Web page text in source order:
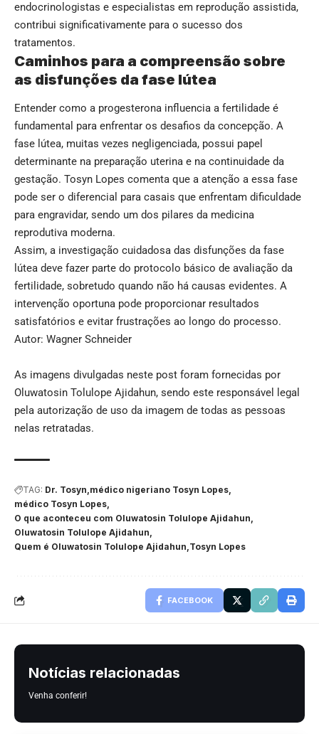
endocrinologistas e especialistas em reprodução assistida,
contribui significativamente para o sucesso dos
tratamentos.
Caminhos para a compreensão sobre
as disfunções da fase lútea
Entender como a progesterona influencia a fertilidade é
fundamental para enfrentar os desafios da concepção. A
fase lútea, muitas vezes negligenciada, possui papel
determinante na preparação uterina e na continuidade da
gestação. Tosyn Lopes comenta que a atenção a essa fase
pode ser o diferencial para casais que enfrentam dificuldade
para engravidar, sendo um dos pilares da medicina
reprodutiva moderna.
Assim, a investigação cuidadosa das disfunções da fase
lútea deve fazer parte do protocolo básico de avaliação da
fertilidade, sobretudo quando não há causas evidentes. A
intervenção oportuna pode proporcionar resultados
satisfatórios e evitar frustrações ao longo do processo.
Autor: Wagner Schneider
As imagens divulgadas neste post foram fornecidas por
Oluwatosin Tolulope Ajidahun, sendo este responsável legal
pela autorização de uso da imagem de todas as pessoas
nelas retratadas.
TAG: Dr. Tosyn médico nigeriano Tosyn Lopes
médico Tosyn Lopes
O que aconteceu com Oluwatosin Tolulope Ajidahun
Oluwatosin Tolulope Ajidahun
Quem é Oluwatosin Tolulope Ajidahun Tosyn Lopes
FACEBOOK
Notícias relacionadas
Venha conferir!